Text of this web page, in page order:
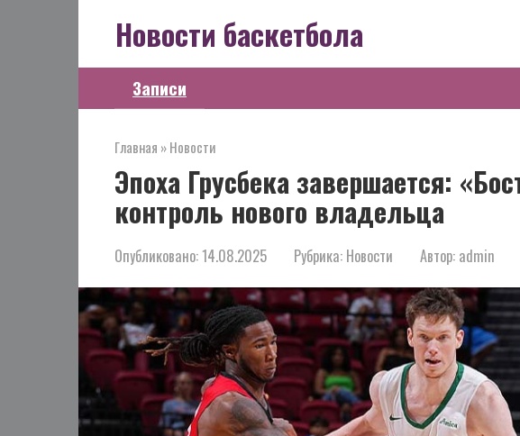
Новости баскетбола
Записи
Главная »Новости
Эпоха Грусбека завершается:
контроль нового владельца
Опубликовано:14.08.2025 Рубрика: Новости Автор: admin